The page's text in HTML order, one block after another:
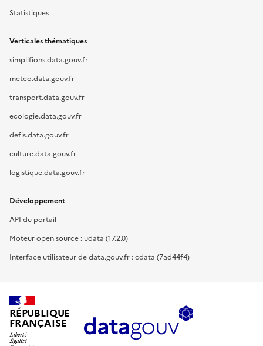
Statistiques
Verticales thématiques
simplifions.data.gouv.fr
meteo.data.gouv.fr
transport.data.gouv.fr
ecologie.data.gouv.fr
defis.data.gouv.fr
culture.data.gouv.fr
logistique.data.gouv.fr
Développement
API du portail
Moteur open source : udata (17.2.0)
Interface utilisateur de data.gouv.fr : cdata (7ad44f4)
RÉPUBLIQUE
FRANÇAISE